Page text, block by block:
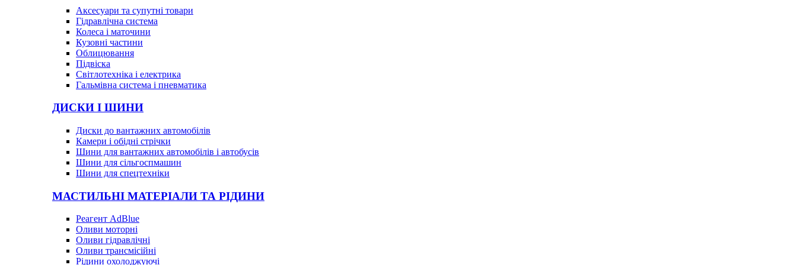
Аксесуари та супутні товари
Гідравлічна система
Колеса і маточини
Кузовні частини
Облицювання
Підвіска
Світлотехніка і електрика
Гальмівна система і пневматика
ДИСКИ І ШИНИ
Диски до вантажних автомобілів
Камери і обідні стрічки
Шини для вантажних автомобілів і автобусів
Шини для сільгоспмашин
Шини для спецтехніки
МАСТИЛЬНІ МАТЕРІАЛИ ТА РІДИНИ
Реагент AdBlue
Оливи моторні
Оливи гідравлічні
Оливи трансмісійні
Рідини охолоджуючі